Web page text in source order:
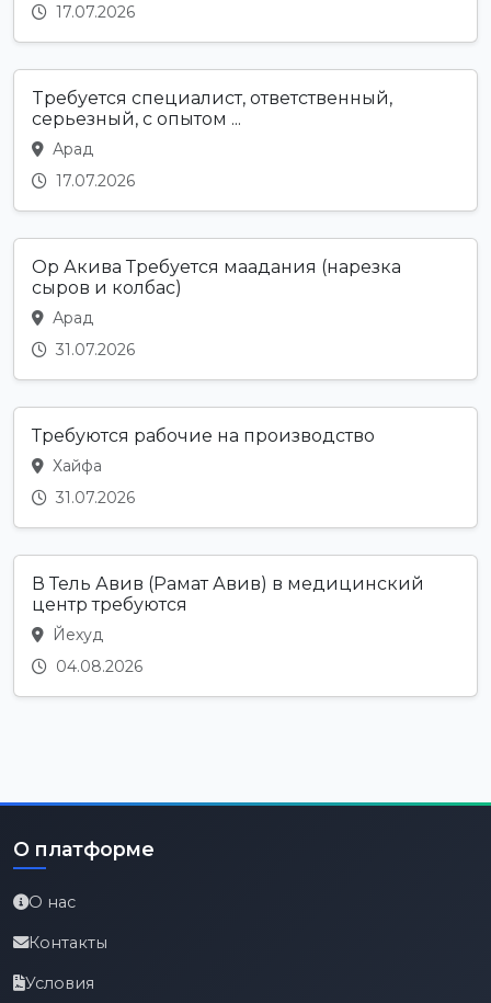
17.07.2026
Tребуется специалист, ответственный,
серьезный, с опытом ...
Арад
17.07.2026
Ор Акива Требуется маадания (нарезка
сыров и колбас)
Арад
31.07.2026
Требуются рабочие на производство
Хайфа
31.07.2026
В Тель Авив (Рамат Авив) в медицинский
центр требуются
Йехуд
04.08.2026
О платформе
О нас
Контакты
Условия